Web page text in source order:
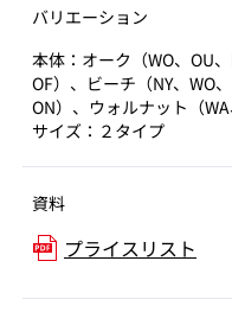
バリエーション
本体：オーク（WO、OU
OF）、ビーチ（NY、WO
ON）、ウォルナット（WA
サイズ：２タイプ
資料
プライスリスト